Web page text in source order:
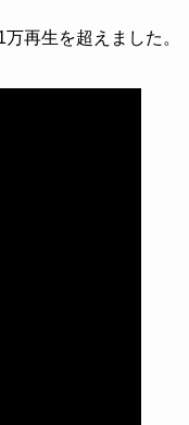
再生を超えました。